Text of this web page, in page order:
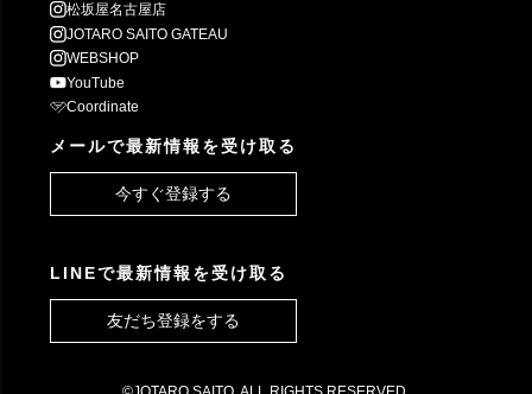
松坂屋名古屋店
JOTARO SAITO GATEAU
WEBSHOP
YouTube
Coordinate
メールで最新情報を受け取る
今すぐ登録する
LINEで最新情報を受け取る
友だち登録をする